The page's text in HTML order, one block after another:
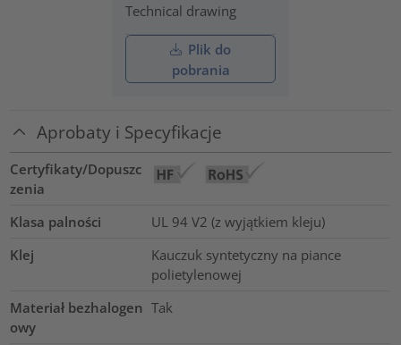
Technical drawing
Plik do
pobrania
Aprobaty i Specyfikacje
Certyfikaty/Dopuszc
zenia
Klasa palności
UL 94 V2 (z wyjątkiem kleju)
Klej
Kauczuk syntetyczny na piance
polietylenowej
Materiał bezhalogen
owy
Tak